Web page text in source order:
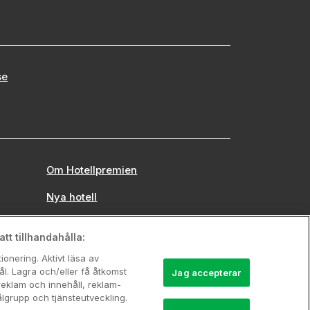
Om Hotellpremien
Nya hotell
tillhandahålla:
Aktivt läsa av
Lagra och/eller få åtkomst
och innehåll, reklam-
och tjänsteutveckling.
Jag accepterar